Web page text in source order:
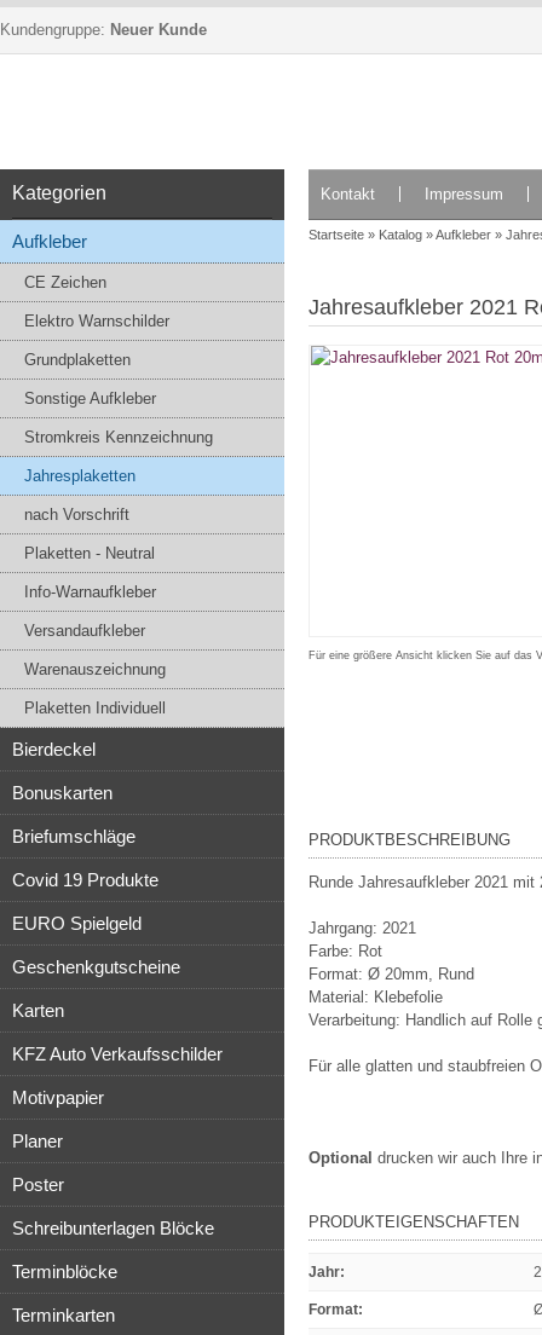
Kundengruppe: Neuer Kunde
Kategorien
Aufkleber
CE Zeichen
Elektro Warnschilder
Grundplaketten
Sonstige Aufkleber
Stromkreis Kennzeichnung
Jahresplaketten
nach Vorschrift
Plaketten - Neutral
Info-Warnaufkleber
Versandaufkleber
Warenauszeichnung
Plaketten Individuell
Bierdeckel
Bonuskarten
Briefumschläge
Covid 19 Produkte
EURO Spielgeld
Geschenkgutscheine
Karten
KFZ Auto Verkaufsschilder
Motivpapier
Planer
Poster
Schreibunterlagen Blöcke
Terminblöcke
Terminkarten
Kontakt Impressum
Startseite » Katalog »Aufkleber »
Jahresaufkleber 2021
Für eine größere Ansicht klicken Sie auf das
PRODUKTBESCHREIBUNG
Runde Jahresaufkleber 2021
Jahrgang: 2021
Farbe: Rot
Format: Ø 20mm, Rund
Material: Klebefolie
Verarbeitung: Handlich auf Rolle
Für alle glatten und staubfreien
Optional drucken wir auch Ihre
PRODUKTEIGENSCHAFTEN
Jahr:
Format: